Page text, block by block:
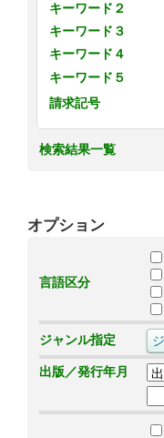
キーワード２
キーワード３
キーワード４
キーワード５
請求記号
検索結果一覧
オプション
言語区分
ジャンル指定
出版／発行年月